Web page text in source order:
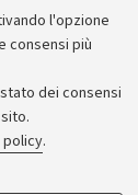
l'opzione
consensi più
dei consensi
policy.